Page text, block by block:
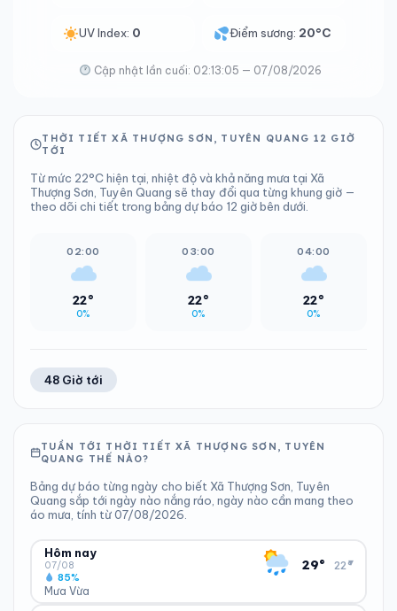
UV Index: 0 Điểm sương: 20°C
Cập nhật lần cuối: 02:13:05 — 07/08/2026
THỜI TIẾT XÃ THƯỢNG SƠN, TUYÊN QUANG 12 GIỜ
TỚI
Từ mức 22°C hiện tại, nhiệt độ và khả năng mưa tại Xã
Thượng Sơn, Tuyên Quang sẽ thay đổi qua từng khung giờ —
theo dõi chi tiết trong bảng dự báo 12 giờ bên dưới.
02:00
22°
0%
03:00
22°
0%
04:00
22°
0%
48 Giờ tới
TUẦN TỚI THỜI TIẾT XÃ THƯỢNG SƠN, TUYÊN
QUANG THẾ NÀO?
Bảng dự báo từng ngày cho biết Xã Thượng Sơn, Tuyên
Quang sắp tới ngày nào nắng ráo, ngày nào cần mang theo
áo mưa, tính từ 07/08/2026.
Hôm nay
07/08
Mưa Vừa
85%
29° 22°
▾